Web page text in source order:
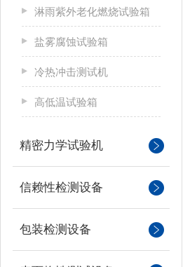
淋雨紫外老化燃烧试验箱
盐雾腐蚀试验箱
冷热冲击测试机
高低温试验箱
精密力学试验机
信赖性检测设备
包装检测设备